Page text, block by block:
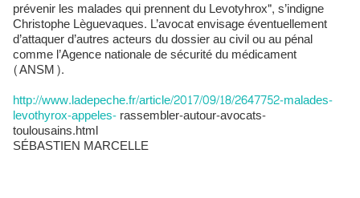
prévenir les malades qui prennent du Levotyhrox", s’indigne
Christophe Lèguevaques. L’avocat envisage éventuellement
d’attaquer d’autres acteurs du dossier au civil ou au pénal
comme l’Agence nationale de sécurité du médicament
(ANSM).
http://www.ladepeche.fr/article/2017/09/18/2647752-malades-
levothyrox-appeles-rassembler-autour-avocats-
toulousains.html
SÉBASTIEN MARCELLE